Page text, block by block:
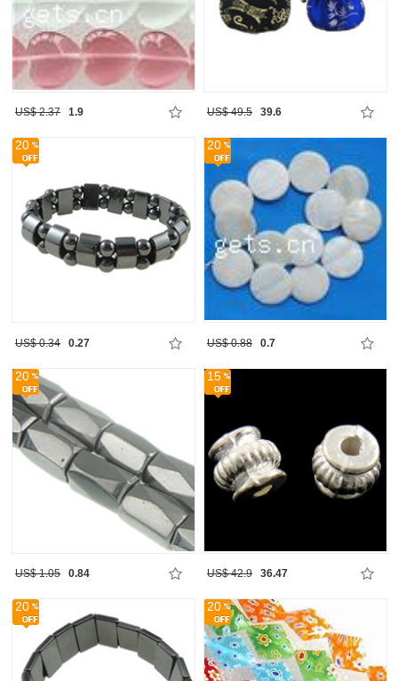
US$ 2.37 1.9 US$ 49.5 39.6
20
US$ 0.34 0.27
20
US$ 0.88 0.7
20
US$ 1.05 0.84
15
US$ 42.9 36.47
20 20